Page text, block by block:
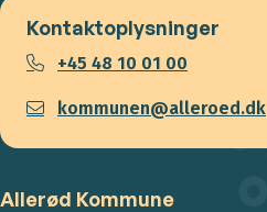
Kontaktoplysninger
+45 48 10 01 00
kommunen@alleroed.dk
Allerød Kommune